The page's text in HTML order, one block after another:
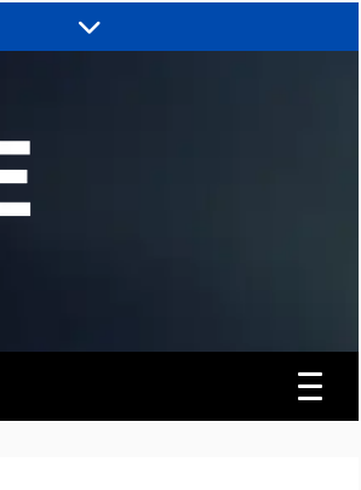
| O